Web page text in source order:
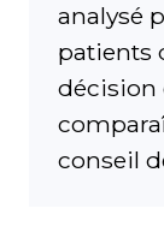
analysé
patients
décision
conseil